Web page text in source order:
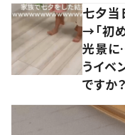
七夕当
→「初
光景に
うイベ
ですか？